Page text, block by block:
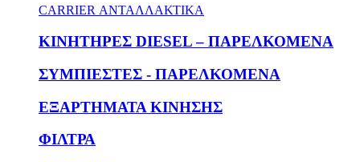
CARRIER ΑΝΤΑΛΛΑΚΤΙΚΑ
KΙΝΗΤΗΡΕΣ DIESEL – ΠΑΡΕΛΚΟΜΕΝΑ
ΣΥΜΠΙΕΣΤΕΣ - ΠΑΡΕΛΚΟΜΕΝΑ
ΕΞΑΡΤΗΜΑΤΑ ΚΙΝΗΣΗΣ
ΦΙΛΤΡΑ